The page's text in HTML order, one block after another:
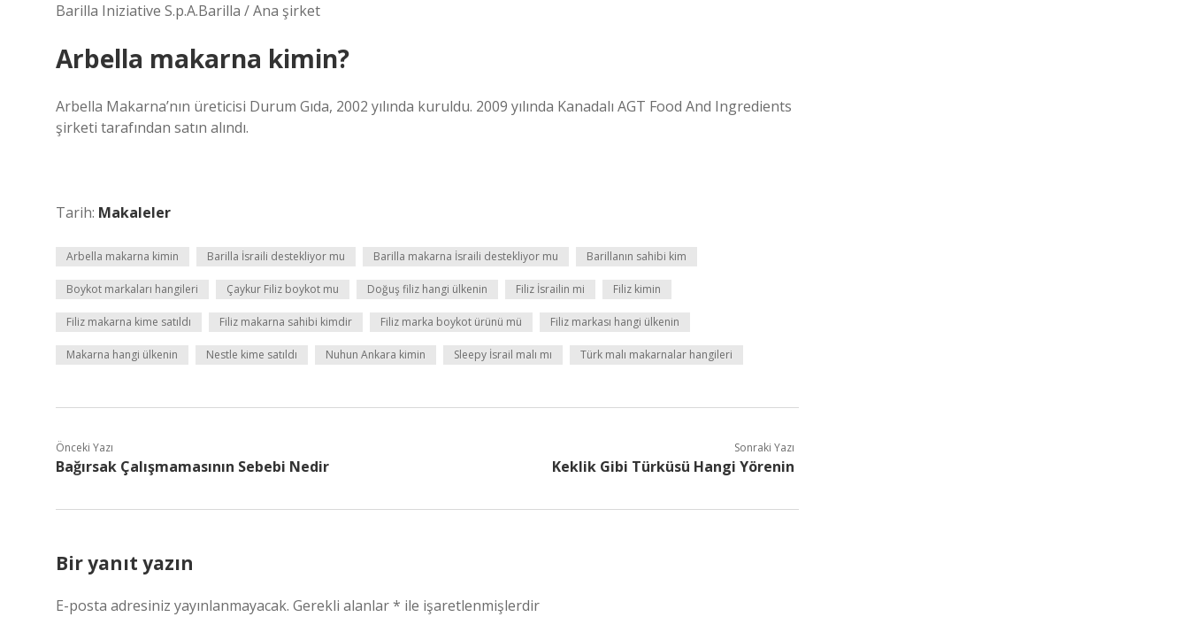
Barilla Iniziative S.p.A.Barilla / Ana şirket
Arbella makarna kimin?
Arbella Makarna’nın üreticisi Durum Gıda, 2002 yılında kuruldu. 2009 yılında Kanadalı AGT Food And Ingredients
şirketi tarafından satın alındı.
Tarih: Makaleler
Arbella makarna kimin Barilla İsraili destekliyor mu Barilla makarna İsraili destekliyor mu Barillanın sahibi kim
Boykot markaları hangileri Çaykur Filiz boykot mu Doğuş filiz hangi ülkenin Filiz İsrailin mi Filiz kimin
Filiz makarna kime satıldı Filiz makarna sahibi kimdir Filiz marka boykot ürünü mü Filiz markası hangi ülkenin
Makarna hangi ülkenin Nestle kime satıldı Nuhun Ankara kimin Sleepy İsrail malı mı Türk malı makarnalar hangileri
Önceki Yazı
Bağırsak Çalışmamasının Sebebi Nedir
Sonraki Yazı
Keklik Gibi Türküsü Hangi Yörenin
Bir yanıt yazın
E-posta adresiniz yayınlanmayacak. Gerekli alanlar* ile işaretlenmişlerdir